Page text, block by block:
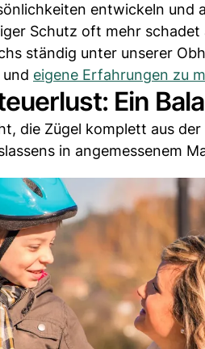
entwickeln und
Schutz oft mehr schadet
ständig unter unserer
eigene Erfahrungen zu
Ein
die Zügel komplett aus
in angemessenem